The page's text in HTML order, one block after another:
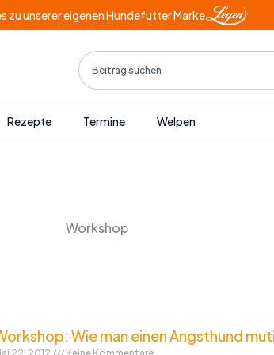
zu unserer eigenen Hundefutter Marke
Search
Rezepte Termine Welpen
Workshop
Wie man einen Angsthund